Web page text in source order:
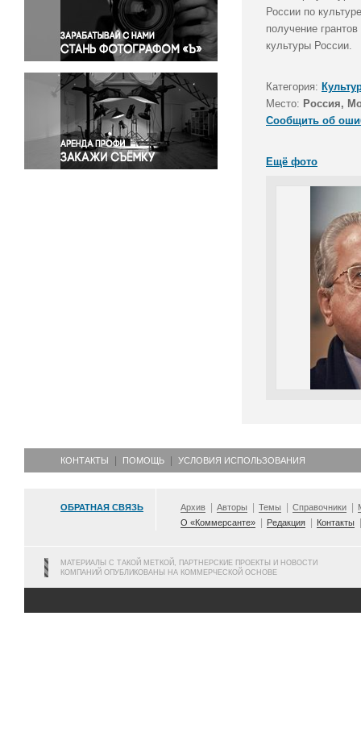
Правосудие
Происшествия и конфликты
Религия
Светская жизнь
Спорт
Экология
Экономика и бизнес
России по
получение
культуры России.
Категория:
Место: Россия,
Сообщить об
Ещё фото
КОНТАКТЫ ПОМОЩЬ УСЛОВИЯ ИСПОЛЬЗОВАНИЯ
ОБРАТНАЯ СВЯЗЬ Архив Авторы Темы Справочники
О «Коммерсанте»
Редакция Контакты
МАТЕРИАЛЫ С ТАКОЙ МЕТКОЙ, ПАРТНЕРСКИЕ ПРОЕКТЫ И НОВОСТИ
КОМПАНИЙ ОПУБЛИКОВАНЫ НА КОММЕРЧЕСКОЙ ОСНОВЕ